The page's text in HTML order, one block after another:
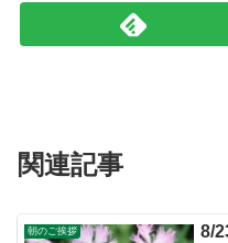
関連記事
朝のご挨拶
8/